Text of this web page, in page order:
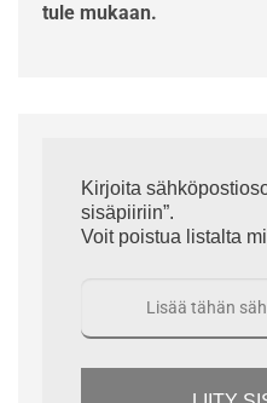
tule mukaan.
Kirjoita
sisäpiiriin”.
Voit poistua listalta